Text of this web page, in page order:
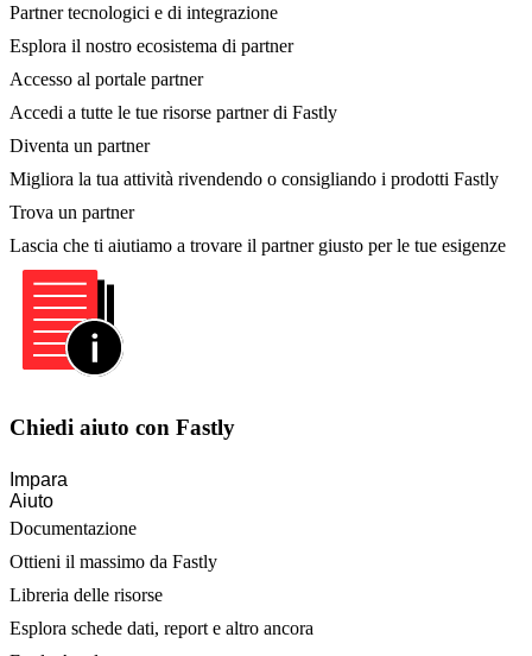
Partner tecnologici e di integrazione
Esplora il nostro ecosistema di partner
Accesso al portale partner
Accedi a tutte le tue risorse partner di Fastly
Diventa un partner
Migliora la tua attività rivendendo o consigliando i prodotti Fastly
Trova un partner
Lascia che ti aiutiamo a trovare il partner giusto per le tue esigenze
Chiedi aiuto con Fastly
Impara
Aiuto
Documentazione
Ottieni il massimo da Fastly
Libreria delle risorse
Esplora schede dati, report e altro ancora